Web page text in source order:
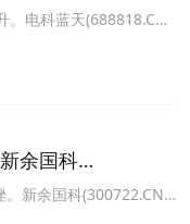
电科蓝天(688818.CN)
宇达(002829.CN)涨
报25.86元，新余
余国科
新余国科(300722.CN)